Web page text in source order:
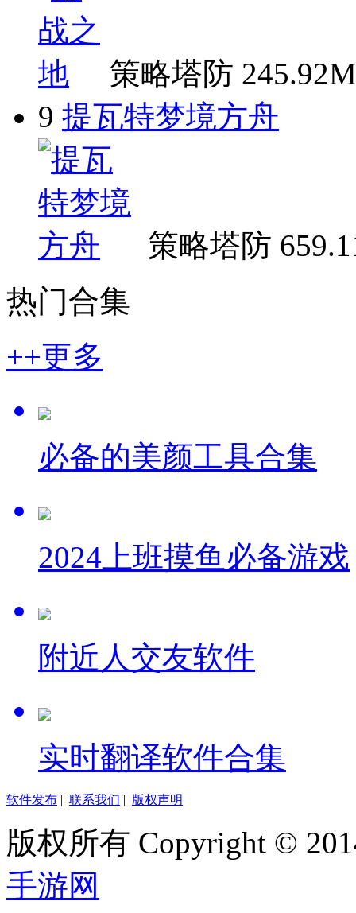
策略塔防
9 提瓦特梦境方舟
策略塔防
热门合集
++更多
必备的美颜工具合集
2024上班摸鱼必备游戏
附近人交友软件
实时翻译软件合集
软件发布 | 联系我们 | 版权声明
版权所有 Copyright ©
手游网